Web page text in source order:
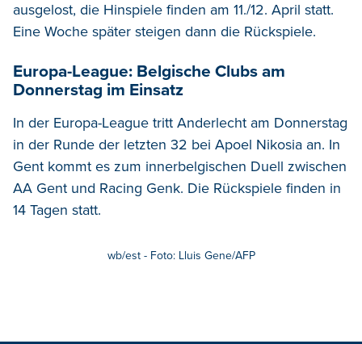
ausgelost, die Hinspiele finden am 11./12. April statt.
Eine Woche später steigen dann die Rückspiele.
Europa-League: Belgische Clubs am
Donnerstag im Einsatz
In der Europa-League tritt Anderlecht am Donnerstag
in der Runde der letzten 32 bei Apoel Nikosia an. In
Gent kommt es zum innerbelgischen Duell zwischen
AA Gent und Racing Genk. Die Rückspiele finden in
14 Tagen statt.
wb/est - Foto: Lluis Gene/AFP